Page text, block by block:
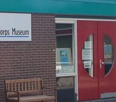
Colofon
Contact
Onderwijs